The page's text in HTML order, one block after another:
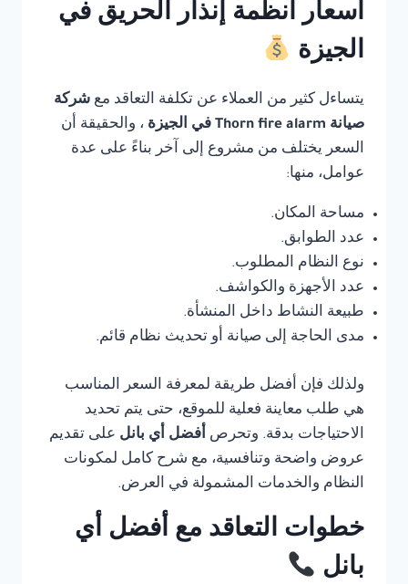
أسعار أنظمة إنذار الحريق في
الجيزة
يتساءل كثير من العملاء عن تكلفة التعاقد مع شركة
صيانة Thorn fire alarm في الجيزة
، والحقيقة أن
السعر يختلف من مشروع إلى آخر بناءً على عدة
عوامل، منها:
مساحة المكان.
عدد الطوابق.
نوع النظام المطلوب.
عدد الأجهزة والكواشف.
طبيعة النشاط داخل المنشأة.
مدى الحاجة إلى صيانة أو تحديث نظام قائم.
ولذلك فإن أفضل طريقة لمعرفة السعر المناسب
هي طلب معاينة فعلية للموقع، حتى يتم تحديد
الاحتياجات بدقة. وتحرص أفضل أي بانل على تقديم
عروض واضحة وتنافسية، مع شرح كامل لمكونات
النظام والخدمات المشمولة في العرض.
خطوات التعاقد مع أفضل أي
بانل